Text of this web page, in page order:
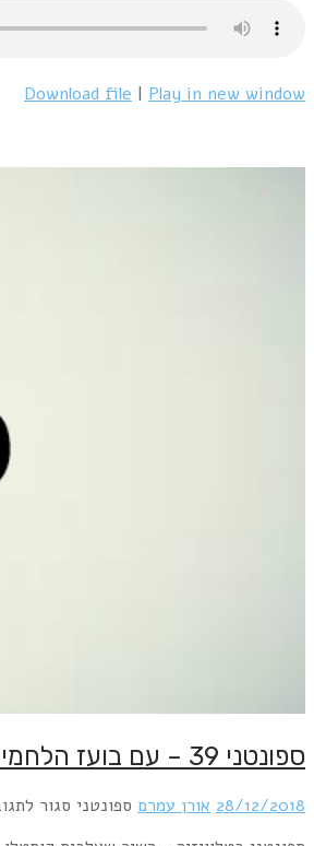
Download file | Play in new window
ספונטני 39 – עם בועז הלחמי – ספונטני בטלויזיה
28/12/2018 אורן עמרם ספונטני סגור